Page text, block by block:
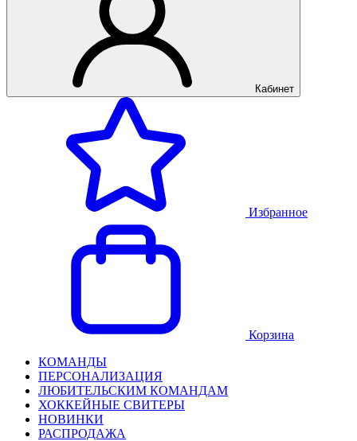
Кабинет
Избранное
Корзина
КОМАНДЫ
ПЕРСОНАЛИЗАЦИЯ
ЛЮБИТЕЛЬСКИМ КОМАНДАМ
ХОККЕЙНЫЕ СВИТЕРЫ
НОВИНКИ
РАСПРОДАЖА